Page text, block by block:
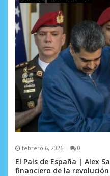
febrero 6, 2026 0
El País de España | Alex
financiero de la